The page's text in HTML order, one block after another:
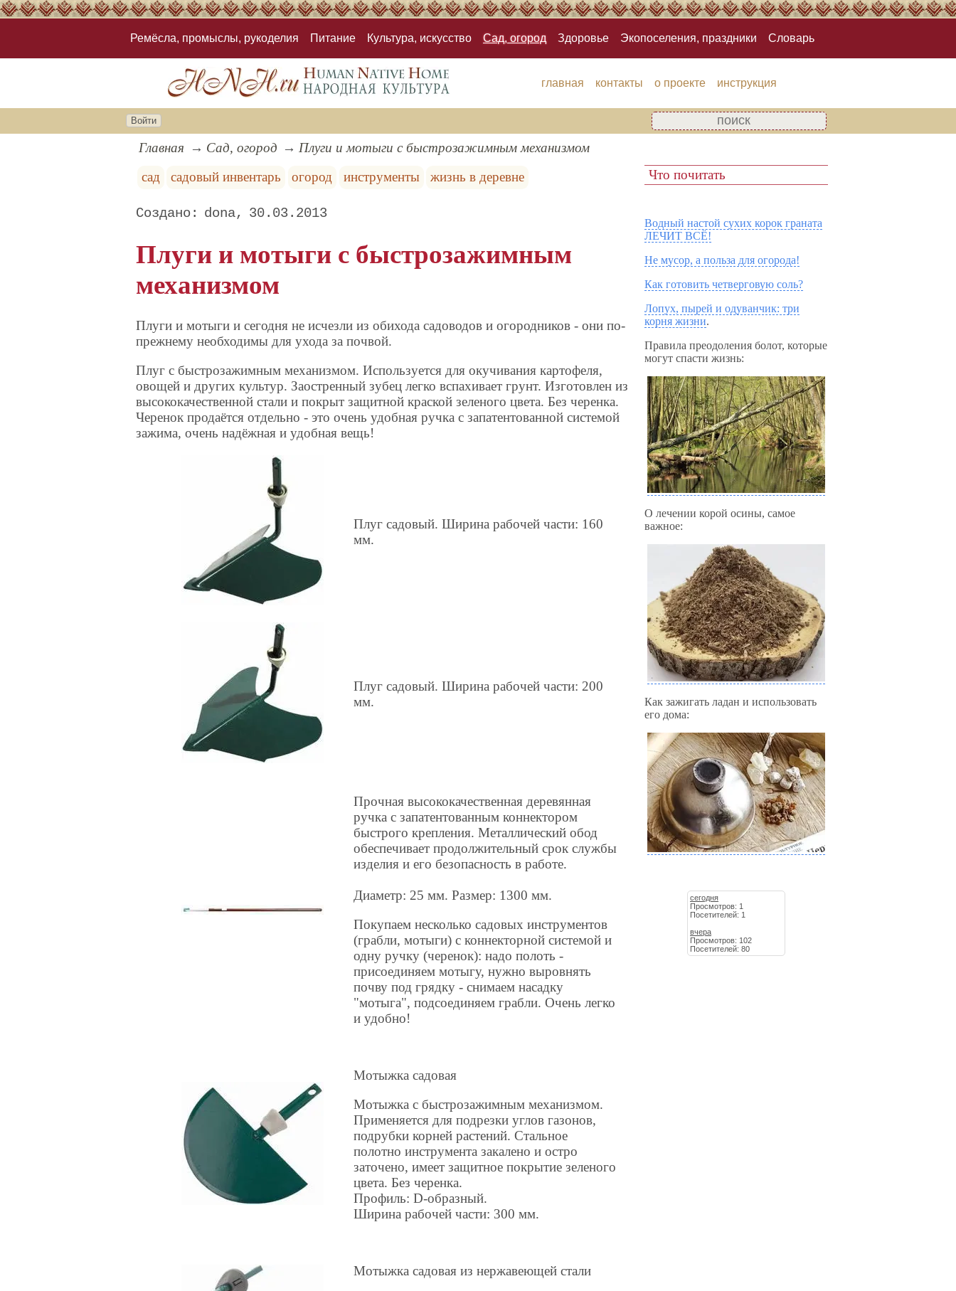
Ремёсла, промыслы, рукоделия Питание Культура, искусство Сад, огород Здоровье Экопоселения, праздники Словарь
главная контакты о проекте инструкция
Войти
Главная Сад, огород
Плуги и мотыги с быстрозажимным механизмом
сад
садовый инвентарь огород инструменты жизнь в деревне
dona 30.03.2013
Плуги и мотыги с быстрозажимным
механизмом
Плуги и мотыги и сегодня не исчезли из обихода садоводов и огородников - они по-
прежнему необходимы для ухода за почвой.
Плуг с быстрозажимным механизмом. Используется для окучивания картофеля,
овощей и других культур. Заостренный зубец легко вспахивает грунт. Изготовлен из
высококачественной стали и покрыт защитной краской зеленого цвета. Без черенка.
Черенок продаётся отдельно - это очень удобная ручка с запатентованной системой
зажима, очень надёжная и удобная вещь!
Плуг садовый. Ширина рабочей части: 160
мм.
Плуг садовый. Ширина рабочей части: 200
мм.
Прочная высококачественная деревянная
ручка с запатентованным коннектором
быстрого крепления. Металлический обод
обеспечивает продолжительный срок службы
изделия и его безопасность в работе.
Диаметр: 25 мм. Размер: 1300 мм.
Покупаем несколько садовых инструментов
(грабли, мотыги) с коннекторной системой и
одну ручку (черенок): надо полоть -
присоединяем мотыгу, нужно выровнять
почву под грядку - снимаем насадку
"мотыга", подсоединяем грабли. Очень легко
и удобно!
Мотыжка садовая
Мотыжка с быстрозажимным механизмом.
Применяется для подрезки углов газонов,
подрубки корней растений. Стальное
полотно инструмента закалено и остро
заточено, имеет защитное покрытие зеленого
цвета. Без черенка.
Профиль: D-образный.
Ширина рабочей части: 300 мм.
Мотыжка садовая из нержавеющей стали
Что почитать
Водный настой сухих корок граната
ЛЕЧИТ ВСЁ!
Не мусор, а польза для огорода!
Как готовить четверговую соль?
Лопух, пырей и одуванчик: три
корня жизни.
Правила преодоления болот, которые
могут спасти жизнь:
О лечении корой осины, самое
важное:
Как зажигать ладан и использовать
его дома:
сегодня
Просмотров: 1
Посетителей: 1
вчера
Просмотров: 102
Посетителей: 80